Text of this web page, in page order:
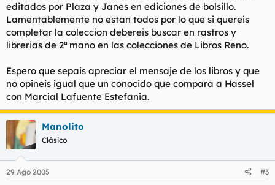
editados por Plaza y Janes en ediciones de bolsillo.
Lamentablemente no estan todos por lo que si quereis
completar la coleccion debereis buscar en rastros y
librerias de 2ª mano en las colecciones de Libros Reno.
Espero que sepais apreciar el mensaje de los libros y que
no opineis igual que un conocido que compara a Hassel
con Marcial Lafuente Estefania.
Manolito
Clásico
29 Ago 2005 #3